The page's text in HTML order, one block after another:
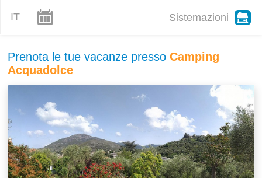
IT Sistemazioni
Prenota le tue vacanze presso Camping
Acquadolce